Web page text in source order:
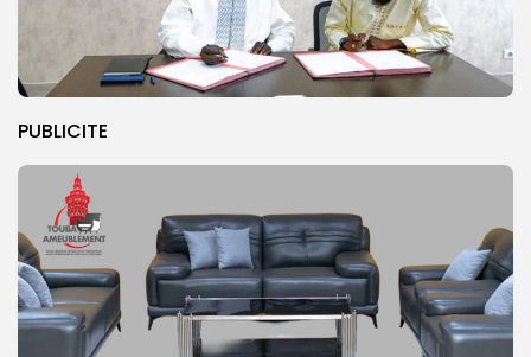
PUBLICITE